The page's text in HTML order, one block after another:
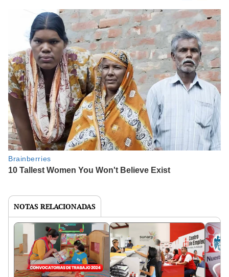
NOTAS RELACIONADAS